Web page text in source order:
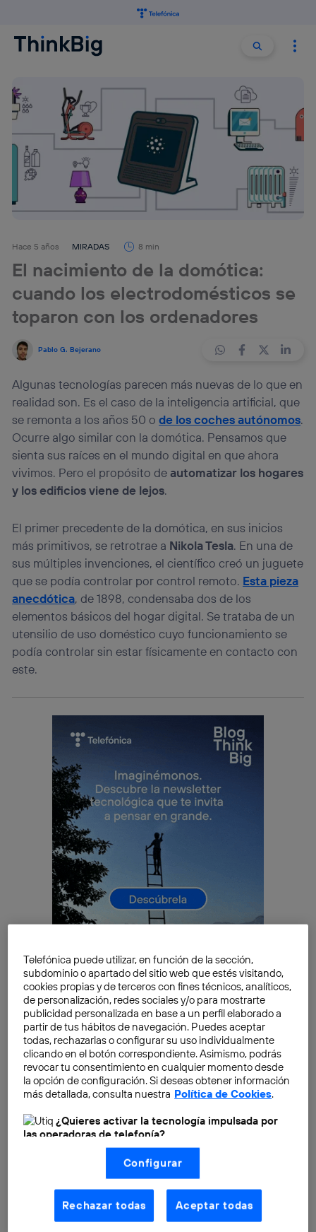
Buscar
Hace 5 años MIRADAS 8 min
El nacimiento de la domótica:
cuando los electrodomésticos se
toparon con los ordenadores
Pablo G. Bejerano
Algunas tecnologías parecen más nuevas de lo que en
realidad son. Es el caso de la inteligencia artificial, que
se remonta a los años 50 ode los coches autónomos.
Ocurre algo similar con la domótica. Pensamos que
sienta sus raíces en el mundo digital en que ahora
vivimos. Pero el propósito de automatizar los hogares
y los edificios viene de lejos.
El primer precedente de la domótica, en sus inicios
más primitivos, se retrotrae a Nikola Tesla. En una de
sus múltiples invenciones, el científico creó un juguete
que se podía controlar por control remoto. Esta pieza
anecdótica, de 1898, condensaba dos de los
elementos básicos del hogar digital. Se trataba de un
utensilio de uso doméstico cuyo funcionamiento se
podía controlar sin estar físicamente en contacto con
este.
Habrían de pasar varias décadas para ver la
decantación de todo lo que se imaginó desde
entonces sobre la automatización del hogar. El primer
aparato relevante fue elECHO IV , desarrollado por el
ingeniero Jim Shutherland, de Westinghouse,
precisamente la compañía donde trabajó Tesla. Se
trataba de un computador capaz de controlar la
temperatura y los electrodomésticos del hogar. Sin
embargo, aún estamos hablando de máquinas
gigantes que ocupaban armarios enteros o una
habitación. No era lo más adecuado para instalar en
Los primeros sistemas domóticos se denominaban
y se empezaron a vender es Estados Unidos ya
Telefónica puede utilizar, en función de la sección,
subdominio o apartado del sitio web que estés visitando,
cookies propias y de terceros con fines técnicos, analíticos,
de personalización, redes sociales y/o para mostrarte
publicidad personalizada en base a un perfil elaborado a
partir de tus hábitos de navegación. Puedes aceptar
todas, rechazarlas o configurar su uso individualmente
clicando en el botón correspondiente. Asimismo, podrás
revocar tu consentimiento en cualquier momento desde
la opción de configuración. Si deseas obtener información
más detallada, consulta nuestra Política de Cookies.
¿Quieres activar la tecnología impulsada por
las operadoras de telefonía?
Nosotros, Telefónica S.A., utilizamos la tecnología Utiq para
realizar nuestras acciones de marketing digital o análisis
(como se describe en este aviso de consentimiento)
basadas en tu navegación en nuestra(s) web(s)
aquí (solo cuando utilizas una conexión a
internet habilitada , proporcionada por una de las
operadoras de telefonía participantes, y otorgas tu
Configurar
Rechazar todas Aceptar todas